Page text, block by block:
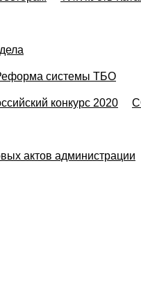
системы ТБО
конкурс 2020
актов администрации